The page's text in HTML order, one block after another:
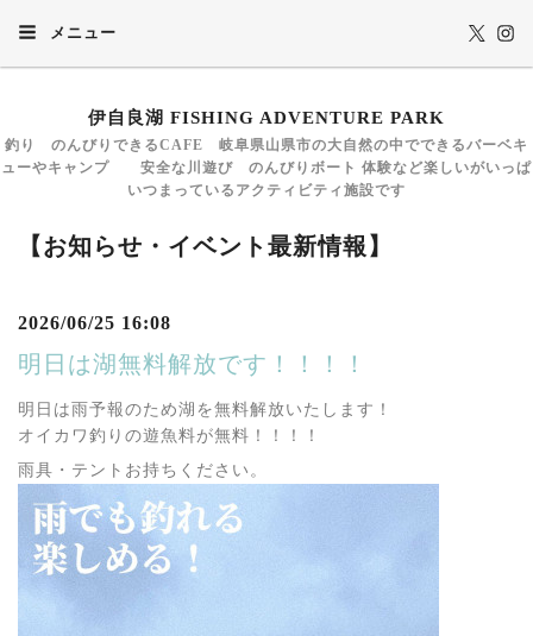
メニュー
伊自良湖 FISHING ADVENTURE PARK
釣り のんびりできるCAFE 岐阜県山県市の大自然の中でできるバーベキ
ューやキャンプ 安全な川遊び のんびりボート 体験など楽しいがいっぱ
いつまっているアクティビティ施設です
【お知らせ・イベント最新情報】
2026/06/25 16:08
明日は湖無料解放です！！！！
明日は雨予報のため湖を無料解放いたします！
オイカワ釣りの遊魚料が無料！！！！
雨具・テントお持ちください。